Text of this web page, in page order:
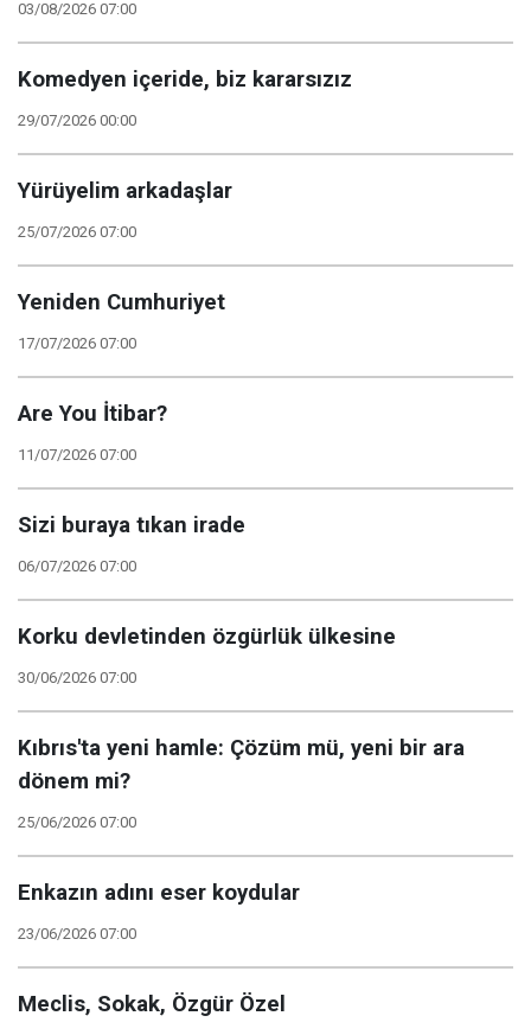
03/08/2026 07:00
Komedyen içeride, biz kararsızız
29/07/2026 00:00
Yürüyelim arkadaşlar
25/07/2026 07:00
Yeniden Cumhuriyet
17/07/2026 07:00
Are You İtibar?
11/07/2026 07:00
Sizi buraya tıkan irade
06/07/2026 07:00
Korku devletinden özgürlük ülkesine
30/06/2026 07:00
Kıbrıs'ta yeni hamle: Çözüm mü, yeni bir ara
dönem mi?
25/06/2026 07:00
Enkazın adını eser koydular
23/06/2026 07:00
Meclis, Sokak, Özgür Özel